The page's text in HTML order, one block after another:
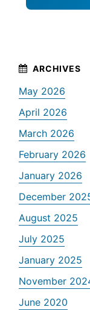
May 2026
April 2026
March 2026
February 2026
January 2026
December
August 2025
July 2025
January 2025
November
June 2020